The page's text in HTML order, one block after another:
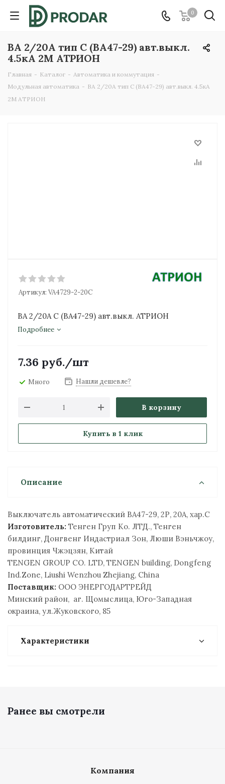
0
ВА 2/20А тип C (ВА47-29) авт.выкл.
4.5кА 2М АТРИОН
Главная - Каталог - Автоматика и коммутация -
Модульная автоматика - ВА 2/20А тип C (ВА47-29) авт.выкл. 4.5кА
2М АТРИОН
Артикул: VA4729-2-20C
ВА 2/20А С (ВА47-29) авт.выкл. АТРИОН
Подробнее
7.36 руб./шт
Много Нашли дешевле?
В корзину
Купить в 1 клик
Описание
Выключатель автоматический ВА47-29, 2Р, 20А, хар.С
Изготовитель: Тенген Груп Ко. ЛТД., Тенген
билдинг, Донгвенг Индастриал Зон, Люши Вэньчжоу,
провинция Чжэцзян, Китай
TENGEN GROUP CO. LTD, TENGEN building, Dongfeng
Ind.Zone, Liushi Wenzhou Zhejiang, China
Поставщик: ООО ЭНЕРГОДАРТРЕЙД
Минский район, аг. Щомыслица, Юго-Западная
окраина, ул.Жуковского, 85
Характеристики
Ранее вы смотрели
Компания